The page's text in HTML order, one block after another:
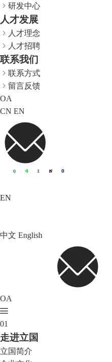
研发中心
人才发展
人才理念
人才招聘
联系我们
联系方式
留言反馈
OA
CN EN
EN
中文 English
OA
01
走进立国
立国简介